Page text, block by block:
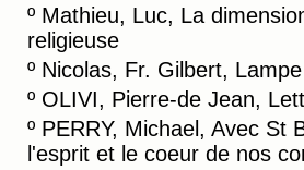
º Mathieu, Luc, La
religieuse
º Nicolas, Fr. Gilbert,
º OLIVI, Pierre-de Jean,
º PERRY, Michael, Avec St
l'esprit et le coeur de nos